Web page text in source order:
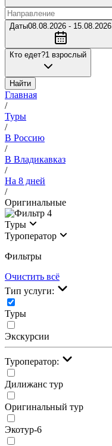
Даты08.08.2026 - 15.08.2026
Кто едет?1 взрослый
Найти
Главная
/
Туры
/
В Россию
/
В Владикавказ
/
На 8 дней
/
Оригинальные
4
Туры
Туроператор
Фильтры
Очистить всё
Тип услуги:
Туры
Экскурсии
Туроператор:
Дилижанс тур
Оригинальный тур
Экотур-6